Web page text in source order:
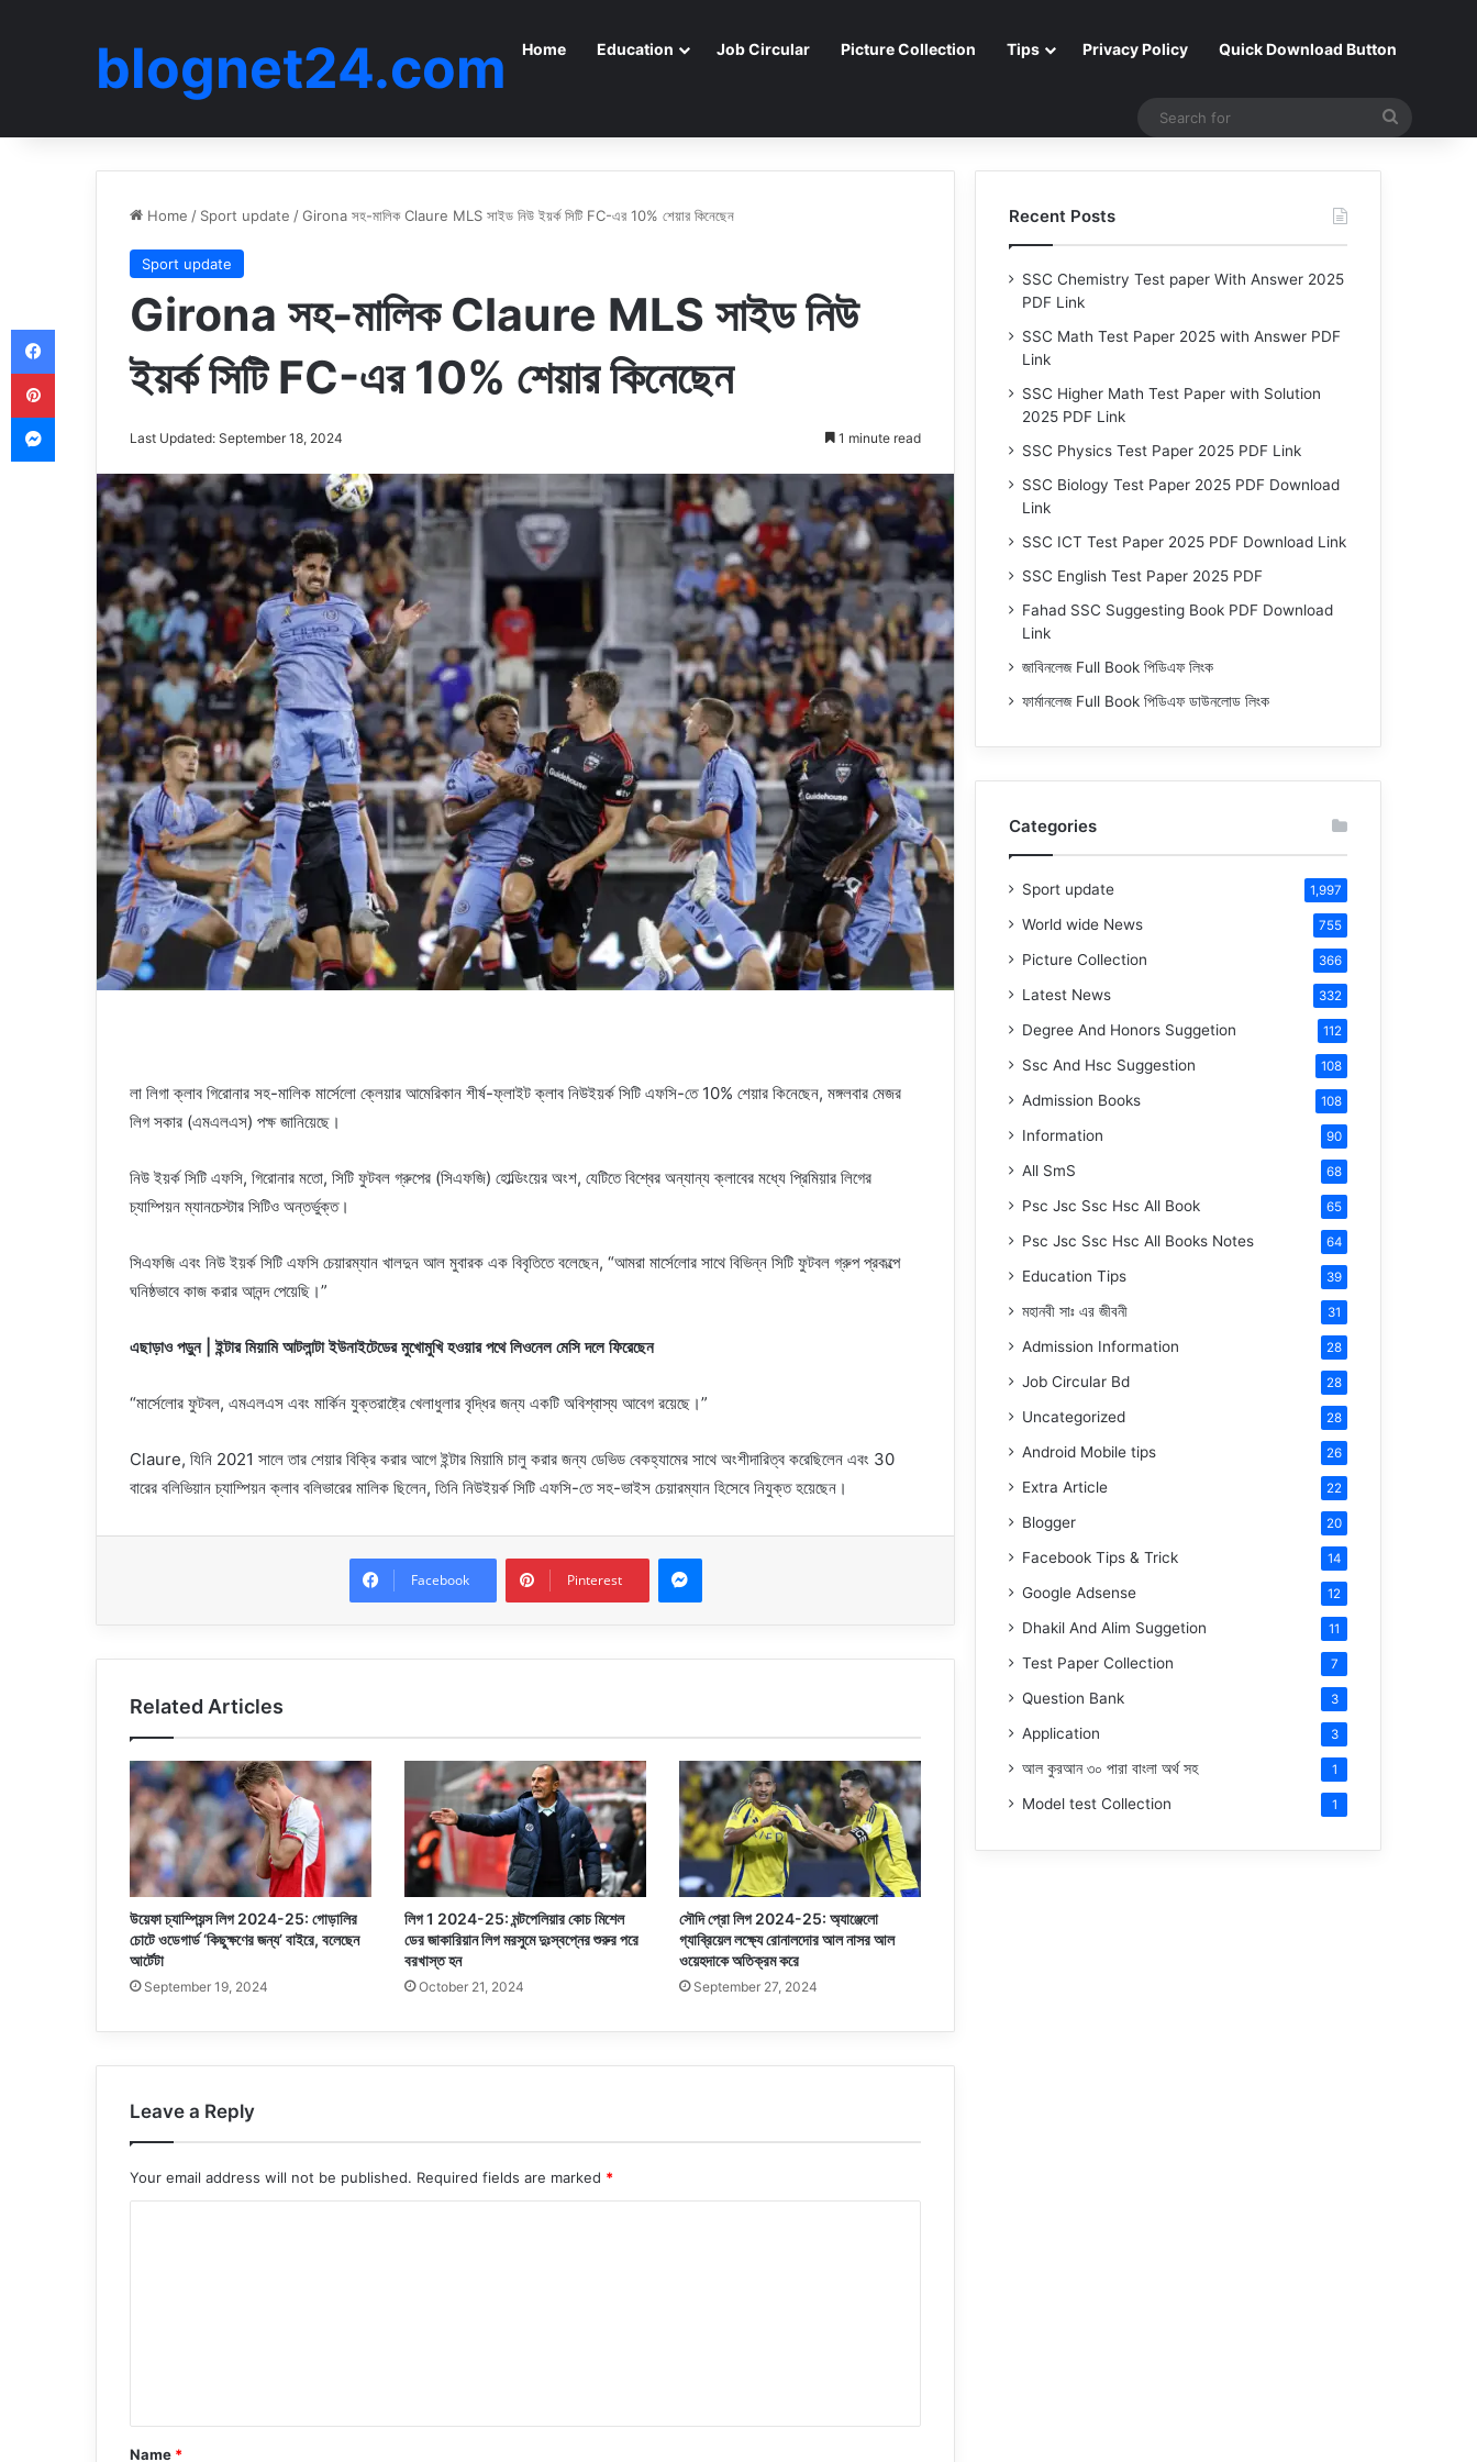
blognet24.com Home Education Job Circular Picture Collection Tips Privacy Policy Quick Download Button
Home / Sport update /Girona সহ-মালিক Claure MLS সাইড নিউ ইয়র্ক সিটি FC-এর 10% শেয়ার কিনেছেন
Sport update
Girona সহ-মালিক Claure MLS সাইড নিউ
ইয়র্ক সিটি FC-এর 10% শেয়ার কিনেছেন
Last Updated: September 18, 2024 1 minute read
লা লিগা ক্লাব গিরোনার সহ-মালিক মার্সেলো ক্লেয়ার আমেরিকান শীর্ষ-ফ্লাইট ক্লাব নিউইয়র্ক সিটি এফসি-তে 10% শেয়ার কিনেছেন, মঙ্গলবার মেজর
লিগ সকার (এমএলএস) পক্ষ জানিয়েছে।
নিউ ইয়র্ক সিটি এফসি, গিরোনার মতো, সিটি ফুটবল গ্রুপের (সিএফজি) হোল্ডিংয়ের অংশ, যেটিতে বিশ্বের অন্যান্য ক্লাবের মধ্যে প্রিমিয়ার লিগের
চ্যাম্পিয়ন ম্যানচেস্টার সিটিও অন্তর্ভুক্ত।
সিএফজি এবং নিউ ইয়র্ক সিটি এফসি চেয়ারম্যান খালদুন আল মুবারক এক বিবৃতিতে বলেছেন, “আমরা মার্সেলোর সাথে বিভিন্ন সিটি ফুটবল গ্রুপ প্রকল্পে
ঘনিষ্ঠভাবে কাজ করার আনন্দ পেয়েছি।”
এছাড়াও পড়ুন | ইন্টার মিয়ামি আটলান্টা ইউনাইটেডের মুখোমুখি হওয়ার পথে লিওনেল মেসি দলে ফিরেছেন
“মার্সেলোর ফুটবল, এমএলএস এবং মার্কিন যুক্তরাষ্ট্রে খেলাধুলার বৃদ্ধির জন্য একটি অবিশ্বাস্য আবেগ রয়েছে।”
Claure, যিনি 2021 সালে তার শেয়ার বিক্রি করার আগে ইন্টার মিয়ামি চালু করার জন্য ডেভিড বেকহ্যামের সাথে অংশীদারিত্ব করেছিলেন এবং 30
বারের বলিভিয়ান চ্যাম্পিয়ন ক্লাব বলিভারের মালিক ছিলেন, তিনি নিউইয়র্ক সিটি এফসি-তে সহ-ভাইস চেয়ারম্যান হিসেবে নিযুক্ত হয়েছেন।
Facebook Pinterest
Messenger
Related Articles
উয়েফা চ্যাম্পিয়ন্স লিগ 2024-25: গোড়ালির
চোটে ওডেগার্ড ‘কিছুক্ষণের জন্য’ বাইরে, বলেছেন
আর্টেটা
September 19, 2024
লিগ 1 2024-25: মন্টপেলিয়ার কোচ মিশেল
ডের জাকারিয়ান লিগ মরসুমে দুঃস্বপ্নের শুরুর পরে
বরখাস্ত হন
October 21, 2024
সৌদি প্রো লিগ 2024-25: অ্যাঞ্জেলো
গ্যাব্রিয়েল লক্ষ্যে রোনালদোর আল নাসর আল
ওয়েহদাকে অতিক্রম করে
September 27, 2024
Leave a Reply
Your email address will not be published. Required fields are marked *
*
Name *
Recent Posts
SSC Chemistry Test paper With Answer 2025
PDF Link
SSC Math Test Paper 2025 with Answer PDF
Link
SSC Higher Math Test Paper with Solution
2025 PDF Link
SSC Physics Test Paper 2025 PDF Link
SSC Biology Test Paper 2025 PDF Download
Link
SSC ICT Test Paper 2025 PDF Download Link
SSC English Test Paper 2025 PDF
Fahad SSC Suggesting Book PDF Download
Link
জাবিনলেজ Full Book পিডিএফ লিংক
ফার্মানলেজ Full Book পিডিএফ ডাউনলোড লিংক
Categories
Sport update 1,997
World wide News 755
Picture Collection 366
Latest News 332
Degree And Honors Suggetion 112
Ssc And Hsc Suggestion 108
Admission Books 108
Information 90
All SmS 68
Psc Jsc Ssc Hsc All Book 65
Psc Jsc Ssc Hsc All Books Notes 64
Education Tips 39
মহানবীসাঃ এর জীবনী 31
Admission Information 28
Job Circular Bd 28
Uncategorized 28
Android Mobile tips 26
Extra Article 22
Blogger 20
Facebook Tips & Trick 14
Google Adsense 12
Dhakil And Alim Suggetion 11
Test Paper Collection 7
Question Bank 3
Application 3
আল কুরআন ৩০ পারা বাংলা অর্থ সহ 1
Model test Collection 1
Facebook
Pinterest
Messenger